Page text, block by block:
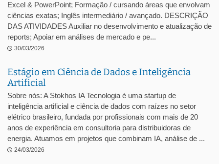
Excel & PowerPoint; Formação / cursando áreas que envolvam
ciências exatas; Inglês intermediário / avançado. DESCRIÇÃO
DAS ATIVIDADES Auxiliar no desenvolvimento e atualização de
reports; Apoiar em análises de mercado e pe...
30/03/2026
Estágio em Ciência de Dados e Inteligência
Artificial
Sobre nós: A Stokhos IA Tecnologia é uma startup de
inteligência artificial e ciência de dados com raízes no setor
elétrico brasileiro, fundada por profissionais com mais de 20
anos de experiência em consultoria para distribuidoras de
energia. Atuamos em projetos que combinam IA, análise de ...
24/03/2026